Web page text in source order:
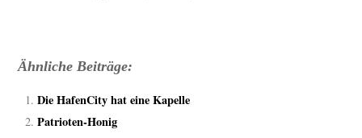
Ähnliche Beiträge:
Die HafenCity hat eine Kapelle
Patrioten-Honig